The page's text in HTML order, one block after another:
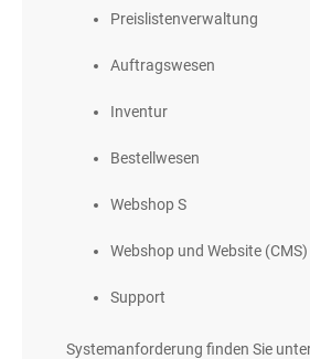
Preislistenverwaltung
Auftragswesen
Inventur
Bestellwesen
Webshop S
Webshop und Website (CMS)
Support
Systemanforderung finden Sie